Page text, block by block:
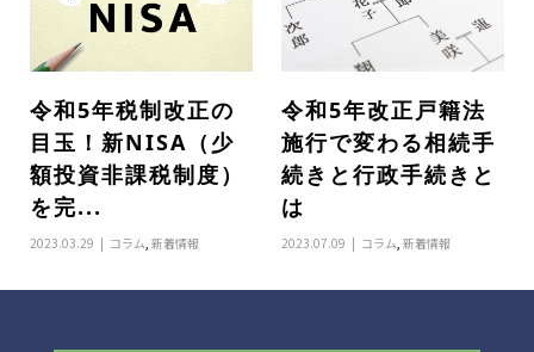
令和5年税制改正の
目玉！新NISA（少
額投資非課税制度）
を完...
2023.03.29 コラム, 新着情報
令和5年改正戸籍法
施行で変わる相続手
続きと行政手続きと
は
2023.07.09 コラム,新着情報